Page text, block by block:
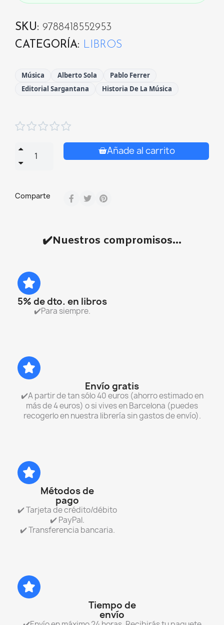
SKU
9788418552953
CATEGORÍA
LIBROS
Música Alberto Sola
Pablo Ferrer
Editorial Sargantana
Historia De La Música

Añade al carrito
Comparte
✔️Nuestros compromisos...
5% de dto. en libros
✔️Para siempre.
Envío gratis
✔️A partir de tan sólo 40 euros (ahorro estimado en
más de 4 euros) o si vives en Barcelona (puedes
recogerlo en nuestra librería sin gastos de envío).
Métodos de
pago
✔️ Tarjeta de crédito/débito
✔️ PayPal.
✔️ Transferencia bancaria.
Tiempo de
envío